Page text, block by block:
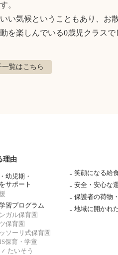
。
い気候ということもあり、お
を楽しんでいる0歳児クラスで
一覧はこちら
理由
幼児期・
サポート
習プログラム
ガル保育園
保育園
ソーリ式保育園
保育・学童
たいそう
笑顔になる給
安全・安心な
保護者の荷物
地域に開かれ